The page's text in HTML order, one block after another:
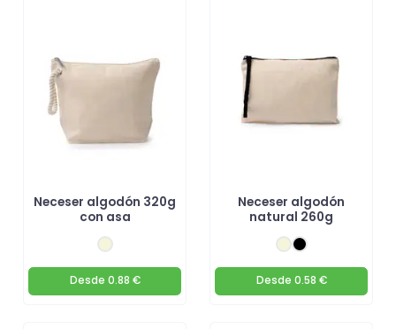
Neceser algodón 320g
con asa
Desde 0.88 €
Neceser algodón
natural 260g
Desde 0.58 €